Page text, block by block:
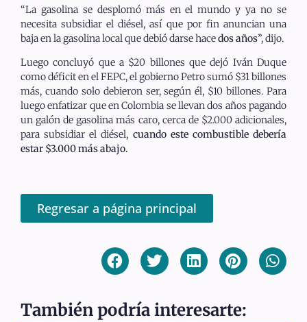
“La gasolina se desplomó más en el mundo y ya no se
necesita subsidiar el diésel, así que por fin anuncian una
baja en la gasolina local que debió darse hacedos años”, dijo.
Luego concluyó que a $20 billones que dejó Iván Duque
como déficit en el FEPC, el gobierno Petro sumó $31 billones
más, cuando solo debieron ser, según él, $10 billones. Para
luego enfatizar que en Colombia se llevan dos años pagando
un galón de gasolina más caro, cerca de $2.000 adicionales,
para subsidiar el diésel, cuando este combustible debería
estar $3.000 más abajo.
Regresar a página principal
También podría interesarte: